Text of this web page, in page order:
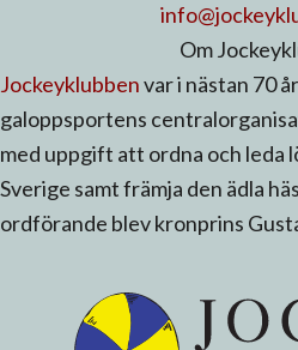
Om
Jockeyklubbenvar i nästan 70
galoppsportens
med uppgift att ordna och leda
Sverige samt främja den ädla
ordförande blev kronprins